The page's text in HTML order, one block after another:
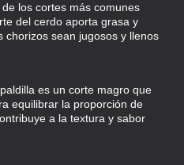
los cortes más comunes
del cerdo aporta grasa y
chorizos sean jugosos y llenos
es un corte magro que
equilibrar la proporción de
a la textura y sabor